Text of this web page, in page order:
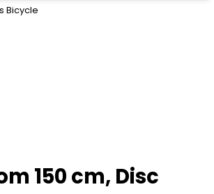
Bicycle
150 cm, Disc